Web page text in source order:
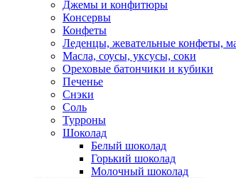
Джемы и конфитюры
Консервы
Конфеты
Леденцы, жевательные конфеты,
Масла, соусы, уксусы, соки
Ореховые батончики и кубики
Печенье
Снэки
Соль
Турроны
Шоколад
Белый шоколад
Горький шоколад
Молочный шоколад